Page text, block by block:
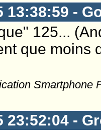
13:38:59 -
125...
que moins
Smartphone
23:52:04 -